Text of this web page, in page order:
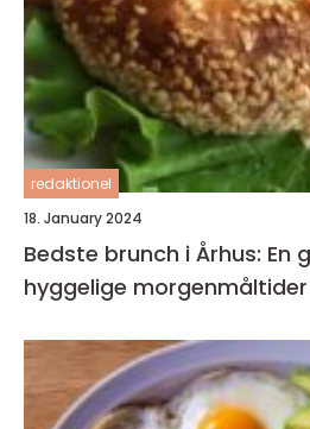
redaktionel
18. January 2024
Bedste brunch i Århus:
hyggelige morgenmåltider